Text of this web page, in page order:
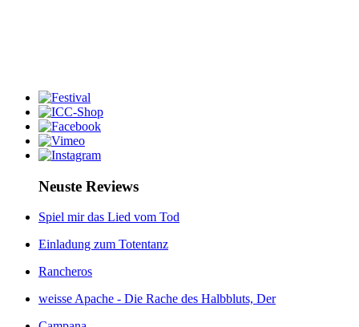
Neuste Reviews
Spiel mir das Lied vom Tod
Einladung zum Totentanz
Rancheros
weisse Apache - Die Rache des Halbbluts, Der